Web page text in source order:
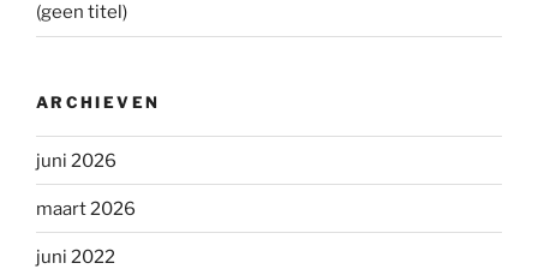
(geen titel)
ARCHIEVEN
juni 2026
maart 2026
juni 2022